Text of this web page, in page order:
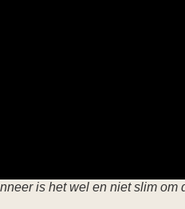
is het wel en niet slim om